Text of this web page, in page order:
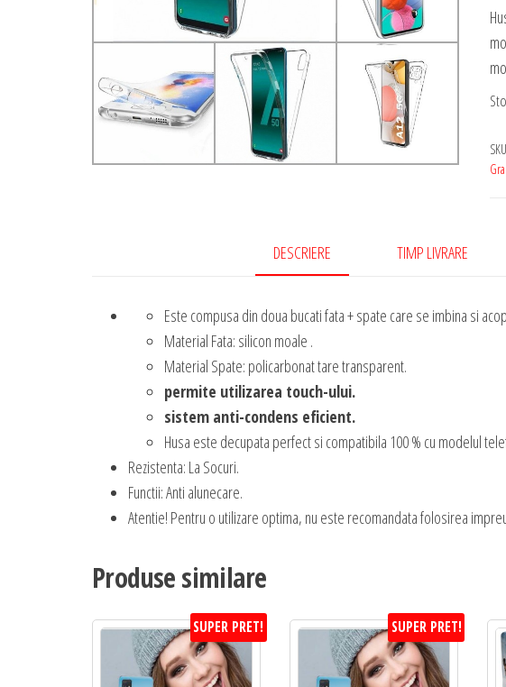
DESCRIERE TIMP LIVRARE
Este compusa din doua bucati fata + spate care se imbina si
Material Fata: silicon moale .
Material Spate: policarbonat tare transparent.
permite utilizarea touch-ului.
sistem anti-condens eficient.
Husa este decupata perfect si compatibila 100 % cu modelul
Rezistenta: La Socuri.
Functii: Anti alunecare.
Atentie! Pentru o utilizare optima, nu este recomandata folosirea
Produse similare
SUPER PRET! SUPER PRET!